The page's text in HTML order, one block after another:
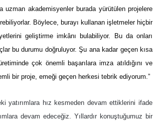
uzman akademisyenler burada yürütülen projelere
Böylece, burayı kullanan işletmeler hiçbir
geliştirme imkânı bulabiliyor. Bu da onları
bu durumu doğruluyor. Şu ana kadar geçen kısa
çok önemli başarılara imza atıldığını ve
bir proje, emeği geçen herkesi tebrik ediyorum.”
yatırımlara hız kesmeden devam ettiklerini ifade
devam edeceğiz. Yıllardır konuştuğumuz bir